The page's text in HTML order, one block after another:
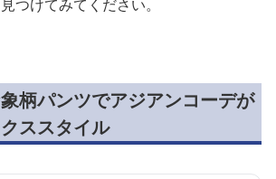
つけてみてください。
柄パンツでアジアンコーデが
ススタイル